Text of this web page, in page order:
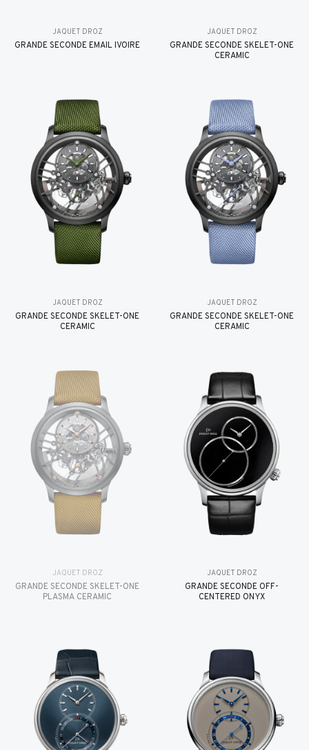
JAQUET DROZ
GRANDE SECONDE EMAIL IVOIRE
JAQUET DROZ
GRANDE SECONDE SKELET-ONE
CERAMIC
JAQUET DROZ
GRANDE SECONDE SKELET-ONE
CERAMIC
JAQUET DROZ
GRANDE SECONDE SKELET-ONE
CERAMIC
JAQUET DROZ
GRANDE SECONDE SKELET-ONE
PLASMA CERAMIC
JAQUET DROZ
GRANDE SECONDE OFF-
CENTERED ONYX